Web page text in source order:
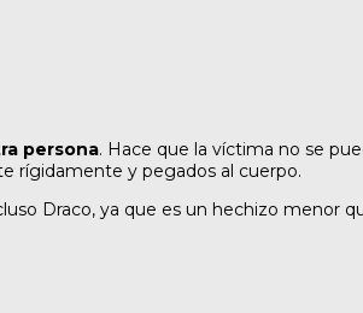
persona. Hace que la víctima no se
rígidamente y pegados al cuerpo.
Draco, ya que es un hechizo menor